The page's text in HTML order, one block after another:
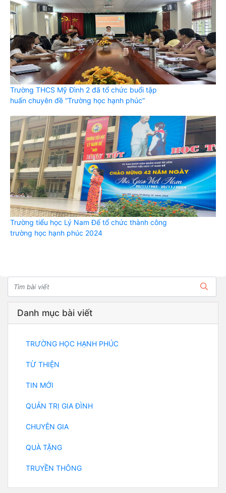
Trường THCS Mỹ Đình 2 đã tổ chức buổi tập
huấn chuyên đề “Trường học hạnh phúc”
Trường tiểu học Lý Nam Đế tổ chức thành công
trường học hạnh phúc 2024
Danh mục bài viết
TRƯỜNG HỌC HẠNH PHÚC
TỪ THIỆN
TIN MỚI
QUẢN TRỊ GIA ĐÌNH
CHUYÊN GIA
QUÀ TẶNG
TRUYỀN THÔNG